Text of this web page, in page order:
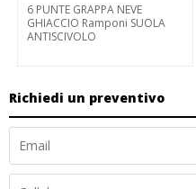
6 PUNTE GRAPPA NEVE
GHIACCIO Ramponi SUOLA
ANTISCIVOLO
Richiedi un preventivo